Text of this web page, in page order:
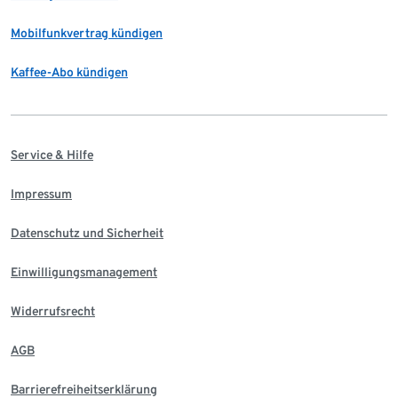
Mobilfunkvertrag kündigen
Kaffee-Abo kündigen
Service & Hilfe
Impressum
Datenschutz und Sicherheit
Einwilligungsmanagement
Widerrufsrecht
AGB
Barrierefreiheitserklärung